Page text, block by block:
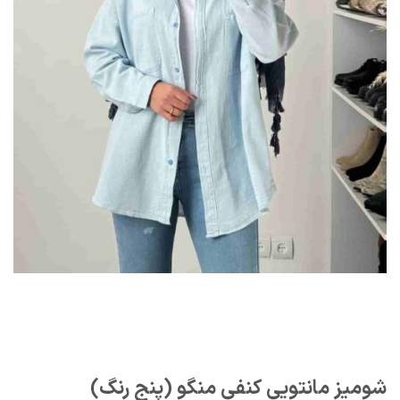
شومیز مانتویی کنفی منگو (پنج رنگ)